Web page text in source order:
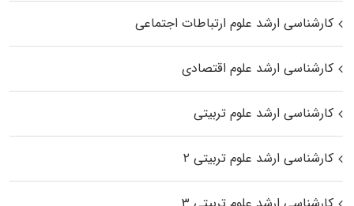
کارشناسی ارشد علوم ارتباطات اجتماعی
کارشناسی ارشد علوم اقتصادی
کارشناسی ارشد علوم تربیتی
کارشناسی ارشد علوم تربیتی ۲